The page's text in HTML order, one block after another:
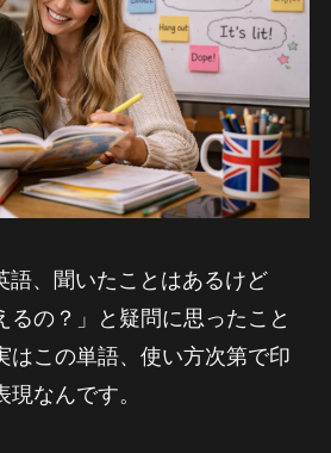
語、聞いたことはあるけど
るの？」と疑問に思ったこと
はこの単語、使い方次第で印
なんです。